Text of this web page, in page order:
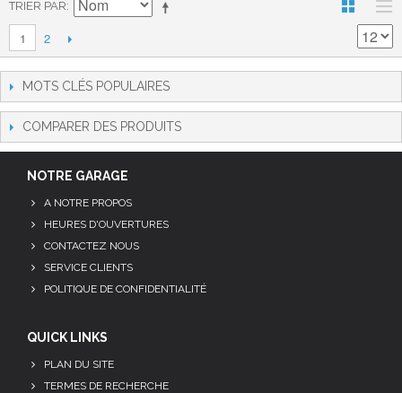
TRIER PAR
1 2
MOTS CLÉS POPULAIRES
COMPARER DES PRODUITS
NOTRE GARAGE
A NOTRE PROPOS
HEURES D'OUVERTURES
CONTACTEZ NOUS
SERVICE CLIENTS
POLITIQUE DE CONFIDENTIALITÉ
QUICK LINKS
PLAN DU SITE
TERMES DE RECHERCHE